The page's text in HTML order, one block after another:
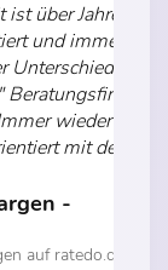
im
ein
den
zu